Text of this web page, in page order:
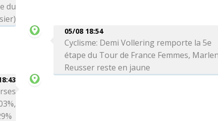
du
05/08 18:54
Cyclisme: Demi Vollering remporte la 5e
étape du Tour de France Femmes,
Reusser reste en jaune